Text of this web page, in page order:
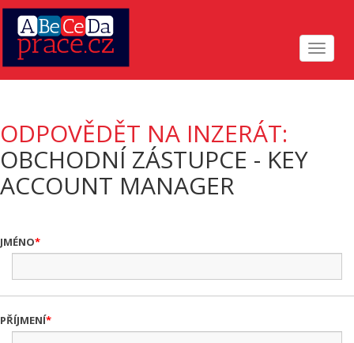
Toggle
ODPOVĚDĚT NA INZERÁT:
OBCHODNÍ ZÁSTUPCE - KEY
ACCOUNT MANAGER
JMÉNO
PŘÍJMENÍ